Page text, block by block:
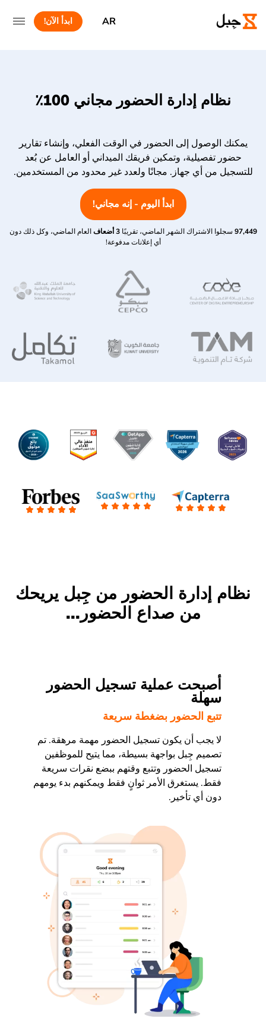
AR ابدأ الآن!
نظام إدارة الحضور مجاني 100٪
يمكنك الوصول إلى الحضور في الوقت الفعلي، وإنشاء تقارير
حضور تفصيلية، وتمكين فريقك الميداني أو العامل عن بُعد
للتسجيل من أي جهاز. مجانًا ولعدد غير محدود من المستخدمين.
ابدأ اليوم - إنه مجاني!
97,449 سجلوا الاشتراك الشهر الماضي، تقريبًا 3 أضعاف
العام الماضي، وكل ذلك دون
أي إعلانات مدفوعة!
نظام إدارة الحضور من جِبل يريحك
من صداع الحضور...
أصبحت عملية تسجيل الحضور
سهلة
تتبع الحضور بضغطة سريعة
لا يجب أن يكون تسجيل الحضور مهمة مرهقة. تم
تصميم جِبل بواجهة بسيطة، مما يتيح للموظفين
تسجيل الحضور وتتبع وقتهم ببضع نقرات سريعة
فقط. يستغرق الأمر ثوانٍ فقط ويمكنهم بدء يومهم
دون أي تأخير.